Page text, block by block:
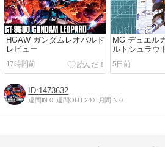
HGAW ガンダムレオパルド
レビュー
17時間前
MG デュエル
ルトシュラウ
ジ・ランナー
5日前
1473632
週間IN:0 週間OUT:240 月間IN:0